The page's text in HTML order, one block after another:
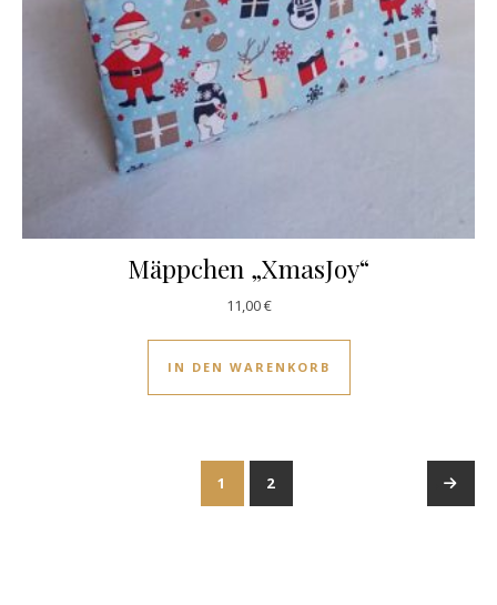
Mäppchen „XmasJoy“
11,00€
IN DEN WARENKORB
1 2